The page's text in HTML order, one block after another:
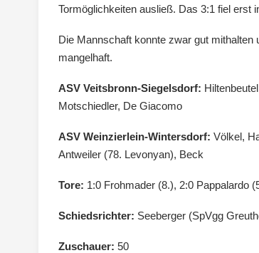
Tormöglichkeiten ausließ. Das 3:1 fiel erst
Die Mannschaft konnte zwar gut
mangelhaft.
ASV Veitsbronn-Siegelsdorf:
Motschiedler, De Giacomo
ASV Weinzierlein-Wintersdorf: Völkel,
Antweiler (78. Levonyan), Beck
Tore: 1:0 Frohmader (8.), 2:0 Pappalardo
Schiedsrichter: Seeberger (SpVgg
Zuschauer: 50